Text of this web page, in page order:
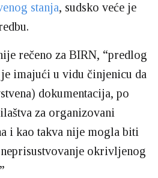
stanja, sudsko veće je
rečeno za BIRN, “predlog
je imajući u vidu činjenicu da
dokumentacija, po
za organizovani
i kao takva nije mogla biti
okrivljenog